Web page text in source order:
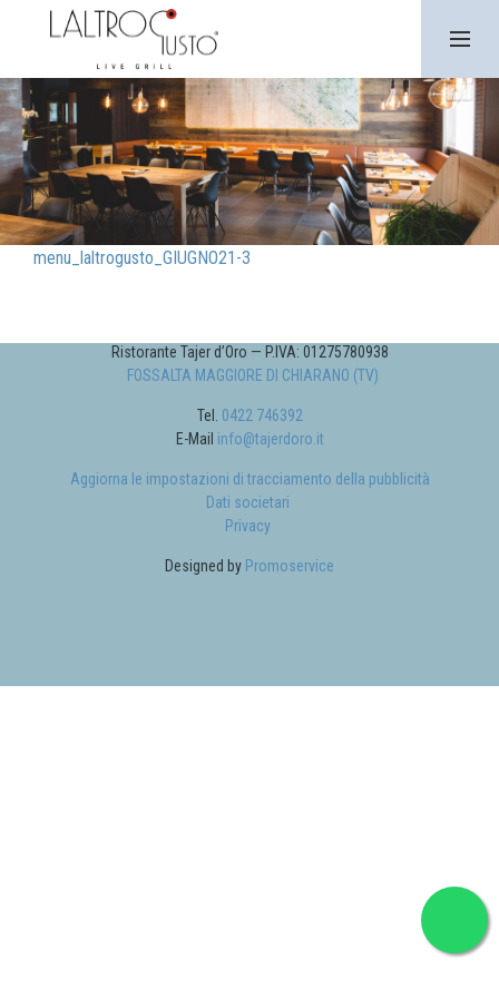
PRIMARY
MENU
menu_laltrogusto_GIUGNO21-3
Ristorante Tajer d’Oro — P.IVA: 01275780938
FOSSALTA MAGGIORE DI CHIARANO (TV)
Tel. 0422 746392
E-Mail info@tajerdoro.it
Aggiorna le impostazioni di tracciamento della pubblicità
Dati societari
Privacy
Designed by Promoservice